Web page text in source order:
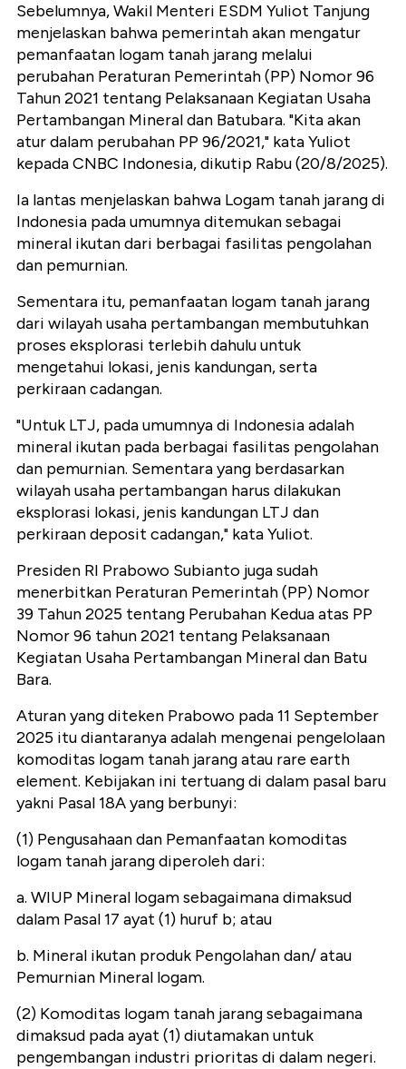
Sebelumnya, Wakil Menteri ESDM Yuliot Tanjung
menjelaskan bahwa pemerintah akan mengatur
pemanfaatan logam tanah jarang melalui
perubahan Peraturan Pemerintah (PP) Nomor 96
Tahun 2021 tentang Pelaksanaan Kegiatan Usaha
Pertambangan Mineral dan Batubara. "Kita akan
atur dalam perubahan PP 96/2021," kata Yuliot
kepada CNBC Indonesia, dikutip Rabu (20/8/2025).
Ia lantas menjelaskan bahwa Logam tanah jarang di
Indonesia pada umumnya ditemukan sebagai
mineral ikutan dari berbagai fasilitas pengolahan
dan pemurnian.
Sementara itu, pemanfaatan logam tanah jarang
dari wilayah usaha pertambangan membutuhkan
proses eksplorasi terlebih dahulu untuk
mengetahui lokasi, jenis kandungan, serta
perkiraan cadangan.
"Untuk LTJ, pada umumnya di Indonesia adalah
mineral ikutan pada berbagai fasilitas pengolahan
dan pemurnian. Sementara yang berdasarkan
wilayah usaha pertambangan harus dilakukan
eksplorasi lokasi, jenis kandungan LTJ dan
perkiraan deposit cadangan," kata Yuliot.
Presiden RI Prabowo Subianto juga sudah
menerbitkan Peraturan Pemerintah (PP) Nomor
39 Tahun 2025 tentang Perubahan Kedua atas PP
Nomor 96 tahun 2021 tentang Pelaksanaan
Kegiatan Usaha Pertambangan Mineral dan Batu
Bara.
Aturan yang diteken Prabowo pada 11 September
2025 itu diantaranya adalah mengenai pengelolaan
komoditas logam tanah jarang atau rare earth
element. Kebijakan ini tertuang di dalam pasal baru
yakni Pasal 18A yang berbunyi:
(1) Pengusahaan dan Pemanfaatan komoditas
logam tanah jarang diperoleh dari:
a. WIUP Mineral logam sebagaimana dimaksud
dalam Pasal 17 ayat (1) huruf b; atau
b. Mineral ikutan produk Pengolahan dan/ atau
Pemurnian Mineral logam.
(2) Komoditas logam tanah jarang sebagaimana
dimaksud pada ayat (1) diutamakan untuk
pengembangan industri prioritas di dalam negeri.